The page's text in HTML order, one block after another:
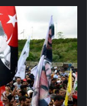
گەلۆ
ھەدەپە
نێزیكی
دەستھلاتێ
دبە